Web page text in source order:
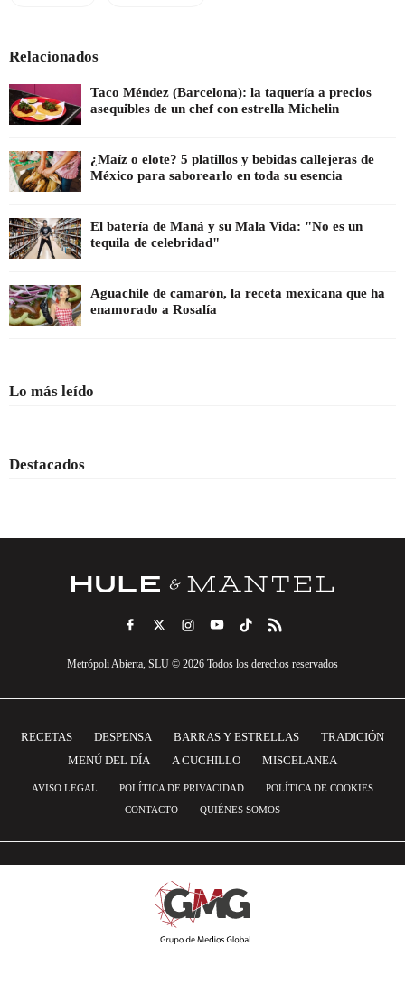
Relacionados
Taco Méndez (Barcelona): la taquería a precios
asequibles de un chef con estrella Michelin
¿Maíz o elote? 5 platillos y bebidas callejeras de
México para saborearlo en toda su esencia
El batería de Maná y su Mala Vida: "No es un
tequila de celebridad"
Aguachile de camarón, la receta mexicana que ha
enamorado a Rosalía
Lo más leído
Destacados
Metrópoli Abierta, SLU © 2026 Todos los derechos reservados
RECETAS DESPENSA BARRAS Y ESTRELLAS
TRADICIÓN
MENÚ DEL DÍA
A CUCHILLO MISCELANEA
AVISO LEGAL POLÍTICA DE PRIVACIDAD
POLÍTICA DE COOKIES
CONTACTO
QUIÉNES SOMOS